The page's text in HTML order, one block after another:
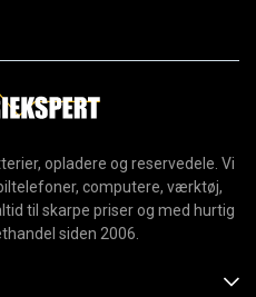
opladere og reservedele. Vi
computere, værktøj,
til skarpe priser og med hurtig
siden 2006.